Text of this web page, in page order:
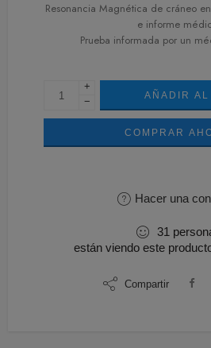
Resonancia Magnética de cráneo
e informe
Prueba informada por un
+
−
AÑADIR AL
COMPRAR
Hacer una
31
están viendo este
Compartir